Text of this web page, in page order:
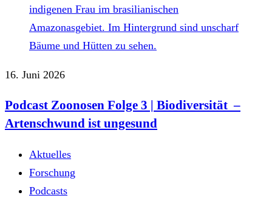
16. Juni 2026
Podcast Zoonosen Folge 3 | Biodiversität –
Artenschwund ist ungesund
Aktuelles
Forschung
Podcasts